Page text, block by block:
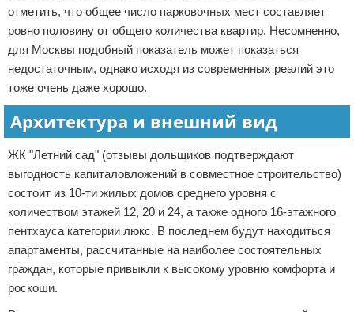
отметить, что общее число парковочных мест составляет
ровно половину от общего количества квартир. Несомненно,
для Москвы подобный показатель может показаться
недостаточным, однако исходя из современных реалий это
тоже очень даже хорошо.
Архитектура и внешний вид
ЖК "Летний сад" (отзывы дольщиков подтверждают
выгодность капиталовложений в совместное строительство)
состоит из 10-ти жилых домов среднего уровня с
количеством этажей 12, 20 и 24, а также одного 16-этажного
пентхауса категории люкс. В последнем будут находиться
апартаменты, рассчитанные на наиболее состоятельных
граждан, которые привыкли к высокому уровню комфорта и
роскоши.